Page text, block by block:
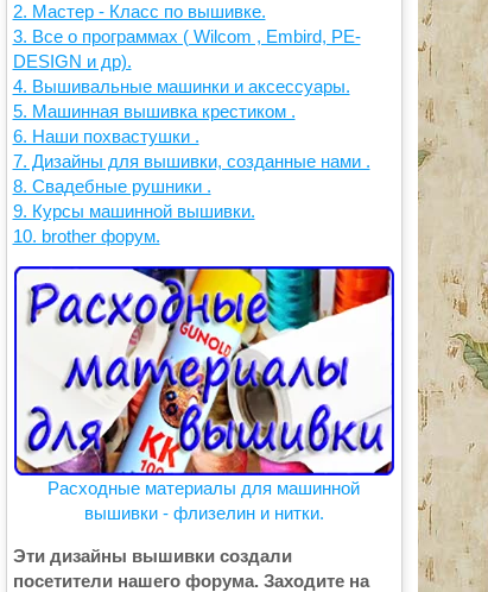
2. Мастер - Класс по вышивке.
3. Все о программах ( Wilcom , Embird, PE-
DESIGN и др).
4. Вышивальные машинки и аксессуары.
5. Машинная вышивка крестиком .
6. Наши похвастушки .
7. Дизайны для вышивки, созданные нами .
8. Свадебные рушники .
9. Курсы машинной вышивки.
10. brother форум.
Расходные материалы для машинной
вышивки - флизелин и нитки.
Эти дизайны вышивки создали
посетители нашего форума. Заходите на